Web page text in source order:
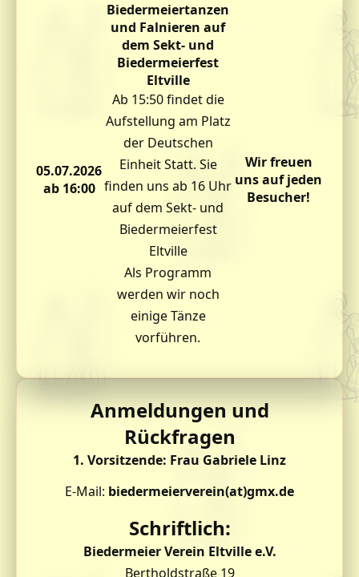
05.07.2026
ab 16:00
Biedermeiertanzen
und Falnieren auf
dem Sekt- und
Biedermeierfest
Eltville
Ab 15:50 findet die
Aufstellung am Platz
der Deutschen
Einheit Statt. Sie
finden uns ab 16 Uhr
auf dem Sekt- und
Biedermeierfest
Eltville
Als Programm
werden wir noch
einige Tänze
vorführen.
Wir freuen
uns auf jeden
Besucher!
Anmeldungen und
Rückfragen
1. Vorsitzende: Frau Gabriele Linz
E-Mail: biedermeierverein(at)gmx.de
Schriftlich:
Biedermeier Verein Eltville e.V.
Bertholdstraße 19